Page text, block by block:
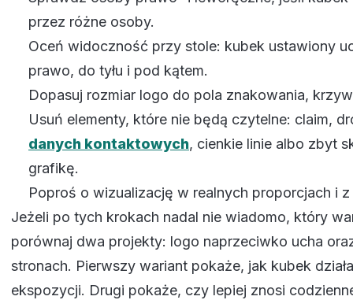
przez różne osoby.
Oceń widoczność przy stole: kubek ustawiony
prawo, do tyłu i pod kątem.
Dopasuj rozmiar logo do pola znakowania,
Usuń elementy, które nie będą czytelne: claim,
danych kontaktowych, cienkie linie albo zbyt
grafikę.
Poproś o wizualizację w realnych proporcjach i
Jeżeli po tych krokach nadal nie wiadomo, który
porównaj dwa projekty: logo naprzeciwko ucha
stronach. Pierwszy wariant pokaże, jak kubek
ekspozycji. Drugi pokaże, czy lepiej znosi